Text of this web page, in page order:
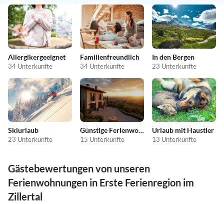
Allergikergeeignet
34 Unterkünfte
Familienfreundlich
34 Unterkünfte
In den Bergen
23 Unterkünfte
Skiurlaub
23 Unterkünfte
Günstige Ferienwohnungen
15 Unterkünfte
Urlaub mit Haustier
13 Unterkünfte
Gästebewertungen von unseren
Ferienwohnungen in Erste Ferienregion im
Zillertal